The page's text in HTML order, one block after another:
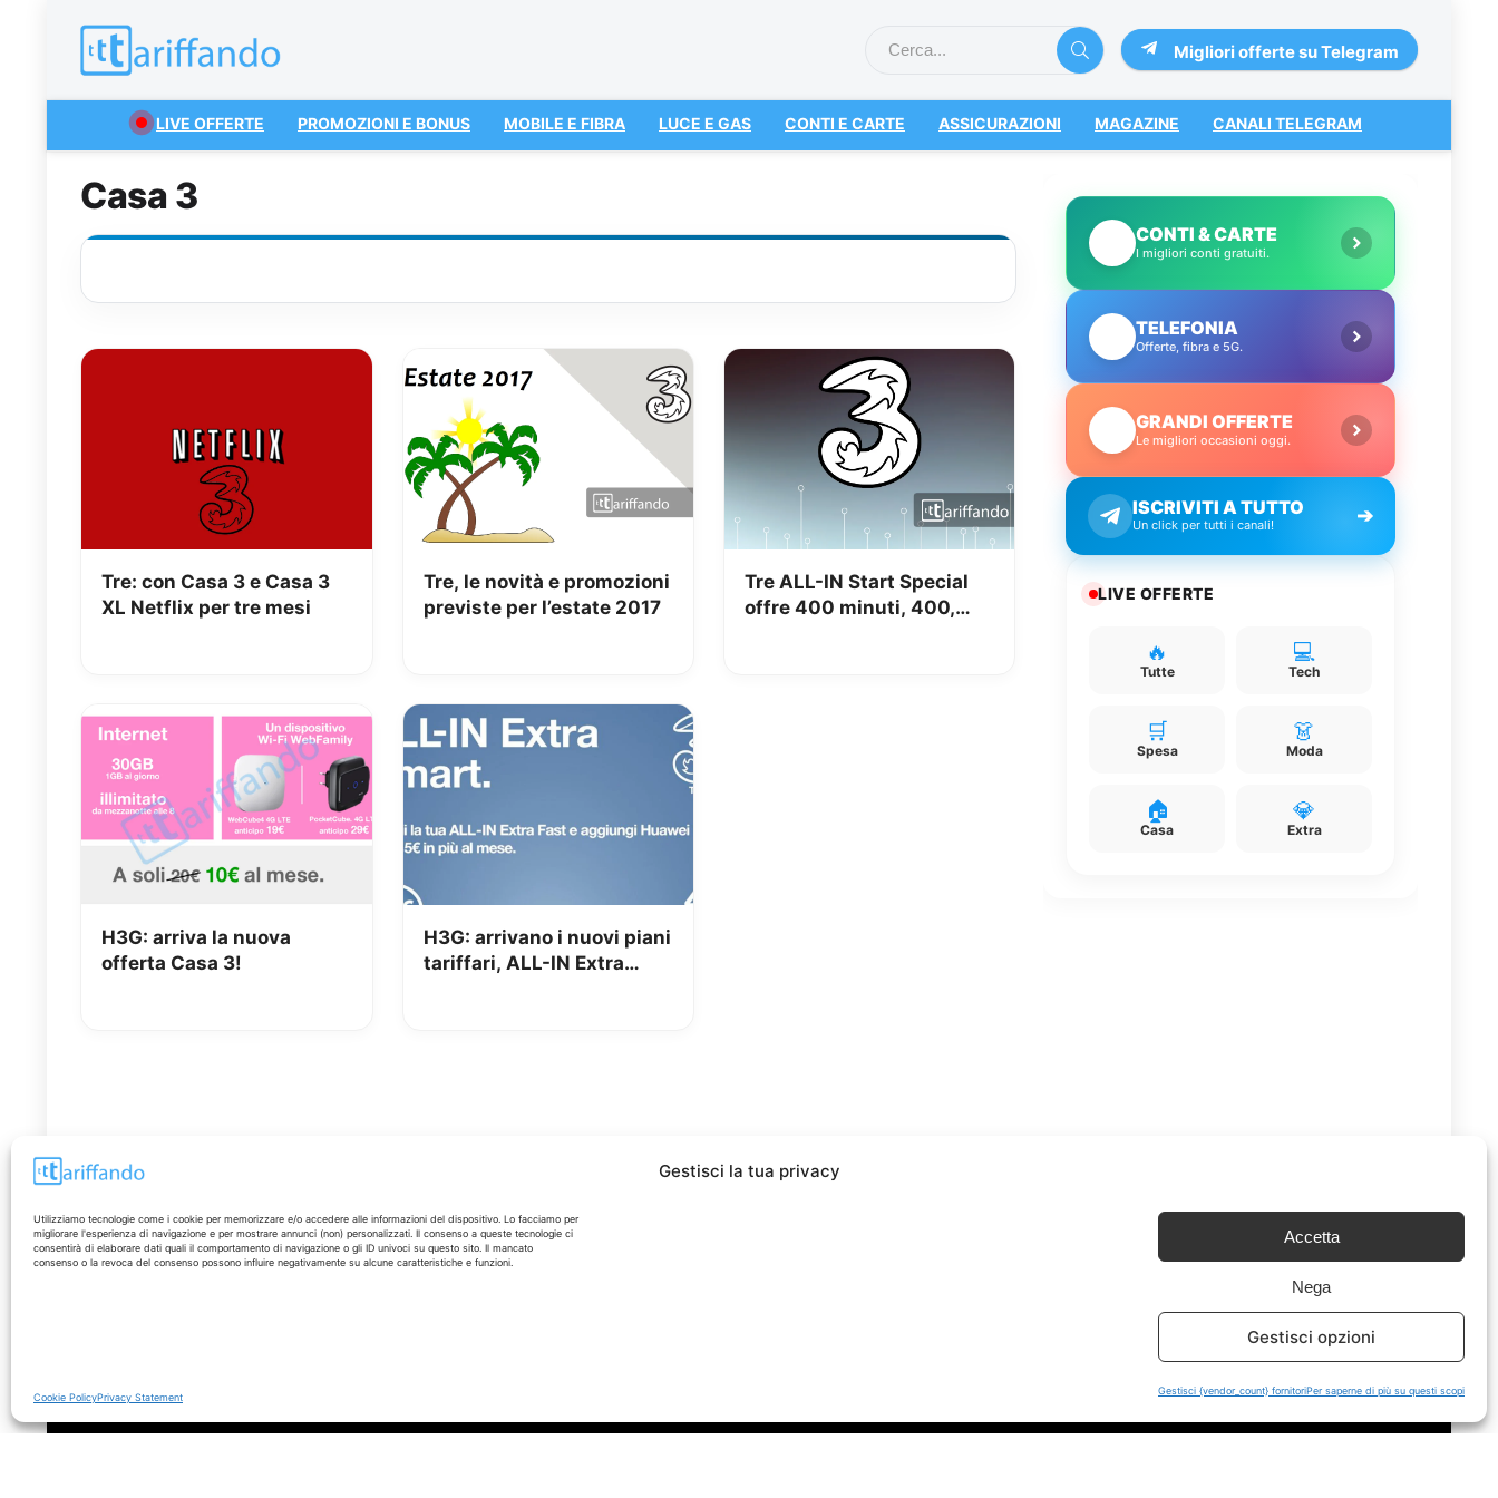
Gestisci la tua privacy
Utilizziamo tecnologie come i cookie per memorizzare e/o accedere alle informazioni del dispositivo. Lo facciamo per
migliorare l'esperienza di navigazione e per mostrare annunci (non) personalizzati. Il consenso a queste tecnologie ci
consentirà di elaborare dati quali il comportamento di navigazione o gli ID univoci su questo sito. Il mancato
consenso o la revoca del consenso possono influire negativamente su alcune caratteristiche e funzioni.
Gestisci {vendor_count} fornitoriPer saperne di più su questi scopi
Accetta
Nega
Gestisci opzioni
Cookie PolicyPrivacy Statement
Migliori offerte su Telegram
LIVE OFFERTE PROMOZIONI E BONUS MOBILE E FIBRA LUCE E GAS CONTI E CARTE ASSICURAZIONI MAGAZINE CANALI TELEGRAM
Casa 3
Tre: con Casa 3 e Casa 3
XL Netflix per tre mesi
Tre, le novità e promozioni
previste per l’estate 2017
Tre ALL-IN Start Special
offre 400 minuti, 400,
H3G: arriva la nuova
offerta Casa 3!
H3G: arrivano i nuovi piani
tariffari, ALL-IN Extra
CONTI & CARTE
I migliori conti gratuiti.
TELEFONIA
Offerte, fibra e 5G.
GRANDI OFFERTE
Le migliori occasioni oggi.
ISCRIVITI A TUTTO
Un click per tutti i canali! ➔
LIVE OFFERTE
🔥
Tutte
💻
Tech
🛒
Spesa
👗
Moda
🏠
Casa
💎
Extra
Disclaimer